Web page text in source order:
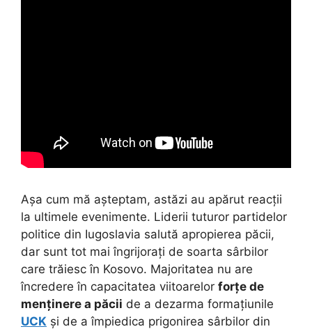
Așa cum mă așteptam, astăzi au apărut reacții
la ultimele evenimente. Liderii tuturor partidelor
politice din Iugoslavia salută apropierea păcii,
dar sunt tot mai îngrijorați de soarta sârbilor
care trăiesc în Kosovo. Majoritatea nu are
încredere în capacitatea viitoarelor forțe de
menținere a păcii de a dezarma formațiunile
UCK și de a împiedica prigonirea sârbilor din